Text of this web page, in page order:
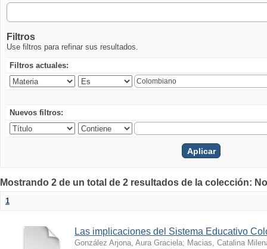
Filtros
Use filtros para refinar sus resultados.
Filtros actuales:
Nuevos filtros:
Mostrando 2 de un total de 2 resultados de la colección:
1
Las implicaciones del Sistema Educativo
González Arjona, Aura Graciela; Macias, Catalina